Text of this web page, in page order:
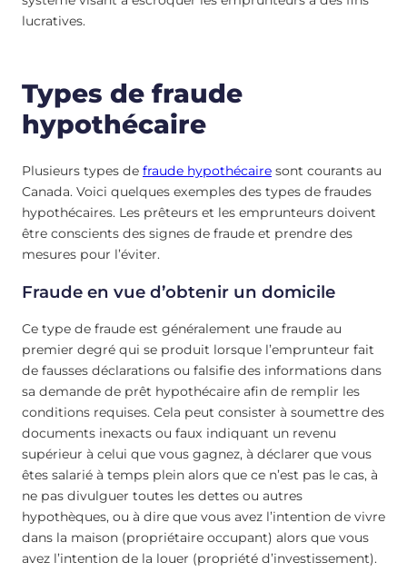
lucratives.
Types de fraude
hypothécaire
Plusieurs types de fraude hypothécaire sont courants au
Canada. Voici quelques exemples des types de fraudes
hypothécaires. Les prêteurs et les emprunteurs doivent
être conscients des signes de fraude et prendre des
mesures pour l’éviter.
Fraude en vue d’obtenir un domicile
Ce type de fraude est généralement une fraude au
premier degré qui se produit lorsque l’emprunteur fait
de fausses déclarations ou falsifie des informations dans
sa demande de prêt hypothécaire afin de remplir les
conditions requises. Cela peut consister à soumettre des
documents inexacts ou faux indiquant un revenu
supérieur à celui que vous gagnez, à déclarer que vous
êtes salarié à temps plein alors que ce n’est pas le cas, à
ne pas divulguer toutes les dettes ou autres
hypothèques, ou à dire que vous avez l’intention de vivre
dans la maison (propriétaire occupant) alors que vous
avez l’intention de la louer (propriété d’investissement).